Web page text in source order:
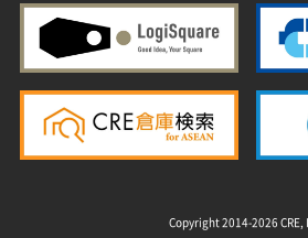
Copyright 2014-2026 CRE,